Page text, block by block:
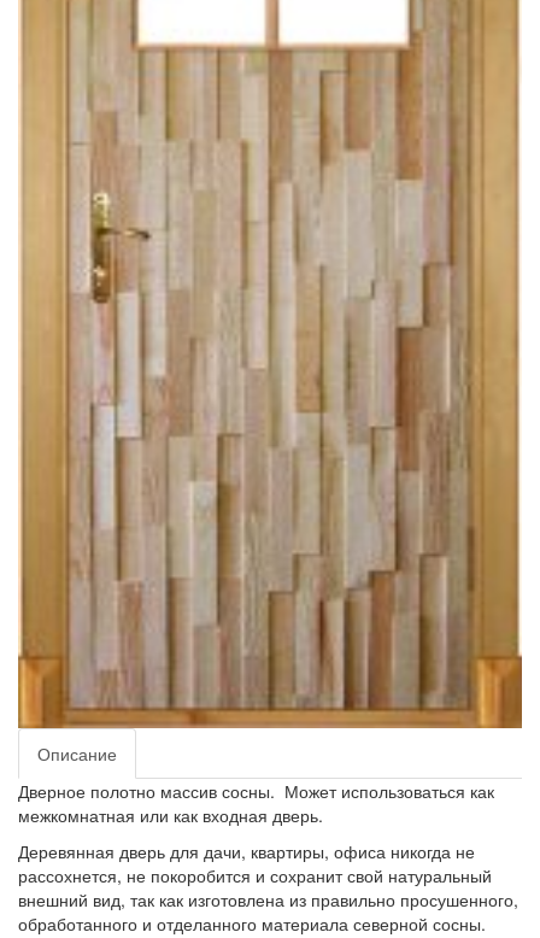
Описание
Дверное полотно массив сосны. Может использоваться как
межкомнатная или как входная дверь.
Деревянная дверь для дачи, квартиры, офиса никогда не
рассохнется, не покоробится и сохранит свой натуральный
внешний вид, так как изготовлена из правильно просушенного,
обработанного и отделанного материала северной сосны.